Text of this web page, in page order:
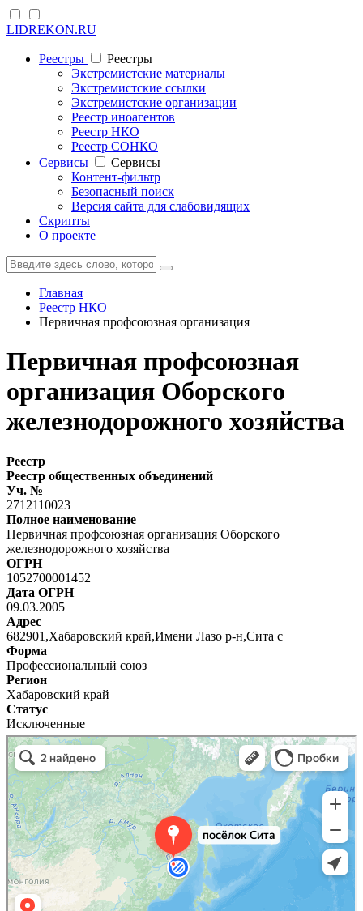
LIDREKON.RU
Реестры
Реестры
Экстремистские материалы
Экстремистские ссылки
Экстремистские организации
Реестр иноагентов
Реестр НКО
Реестр СОНКО
Cервисы
Cервисы
Контент-фильтр
Безопасный поиск
Версия сайта для слабовидящих
Скрипты
О проекте
Главная
Реестр НКО
Первичная профсоюзная организация
Первичная профсоюзная
организация Оборского
железнодорожного хозяйства
Реестр
Реестр общественных объединений
Уч. №
2712110023
Полное наименование
Первичная профсоюзная организация Оборского
железнодорожного хозяйства
ОГРН
1052700001452
Дата ОГРН
09.03.2005
Адрес
682901,Хабаровский край,Имени Лазо р-н,Сита с
Форма
Профессиональный союз
Регион
Хабаровский край
Статус
Исключенные